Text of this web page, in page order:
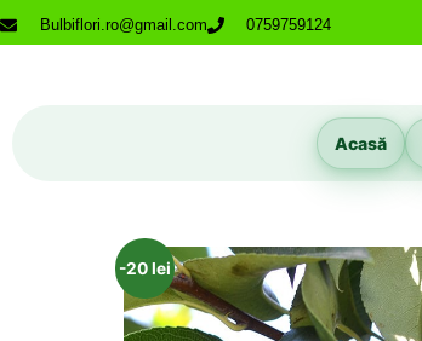
Bulbiflori.ro@gmail.com 0759759124
Acasă
-20 lei